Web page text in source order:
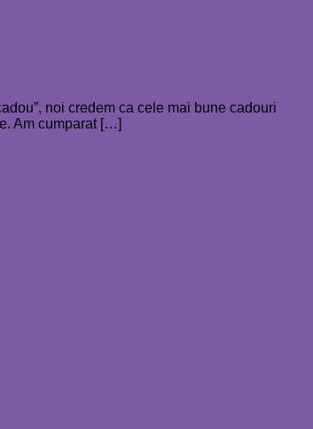
noi credem ca cele mai bune cadouri
Am cumparat […]